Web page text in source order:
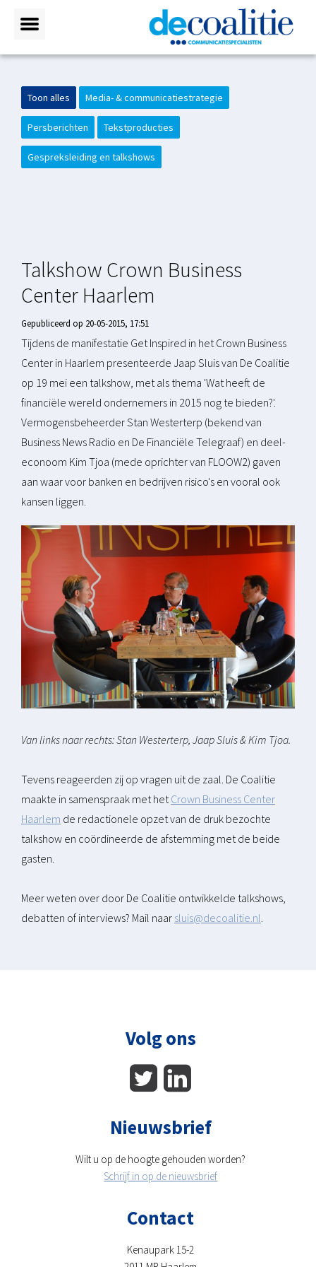
Toon alles Media- & communicatiestrategie
Persberichten Tekstproducties
Gespreksleiding en talkshows
Talkshow Crown Business
Center Haarlem
Gepubliceerd op 20-05-2015, 17:51
Tijdens de manifestatie Get Inspired in het Crown Business
Center in Haarlem presenteerde Jaap Sluis van De Coalitie
op 19 mei een talkshow, met als thema 'Wat heeft de
financiële wereld ondernemers in 2015 nog te bieden?'.
Vermogensbeheerder Stan Westerterp (bekend van
Business News Radio en De Financiële Telegraaf) en deel-
econoom Kim Tjoa (mede oprichter van FLOOW2) gaven
aan waar voor banken en bedrijven risico's en vooral ook
kansen liggen.
Van links naar rechts: Stan Westerterp, Jaap Sluis & Kim Tjoa.
Tevens reageerden zij op vragen uit de zaal. De Coalitie
maakte in samenspraak met hetCrown Business Center
Haarlem de redactionele opzet van de druk bezochte
talkshow en coördineerde de afstemming met de beide
gasten.
Meer weten over door De Coalitie ontwikkelde talkshows,
debatten of interviews? Mail naar sluis@decoalitie.nl.
Volg ons
Nieuwsbrief
Wilt u op de hoogte gehouden worden?
Schrijf in op de nieuwsbrief
Contact
Kenaupark 15-2